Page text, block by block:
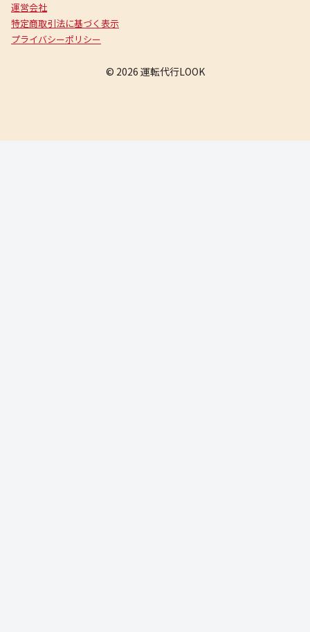
運営会社
特定商取引法に基づく表示
プライバシーポリシー
© 2026 運転代行LOOK